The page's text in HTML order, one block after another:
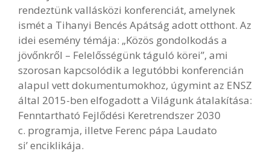
rendeztünk vallásközi konferenciát, amelynek
ismét a Tihanyi Bencés Apátság adott otthont. Az
idei esemény témája: „Közös gondolkodás a
jövőnkről – Felelősségünk táguló körei”, ami
szorosan kapcsolódik a legutóbbi konferencián
alapul vett dokumentumokhoz, úgymint az ENSZ
által 2015-ben elfogadott a Világunk átalakítása:
Fenntartható Fejlődési Keretrendszer 2030
c. programja, illetve Ferenc pápa Laudato
si’ enciklikája.